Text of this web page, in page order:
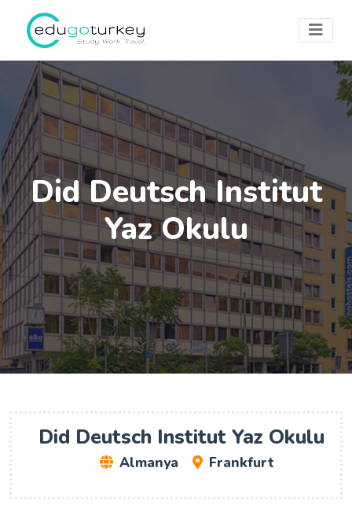
Did Deutsch Institut
Yaz Okulu
Did Deutsch Institut Yaz Okulu
Almanya Frankfurt